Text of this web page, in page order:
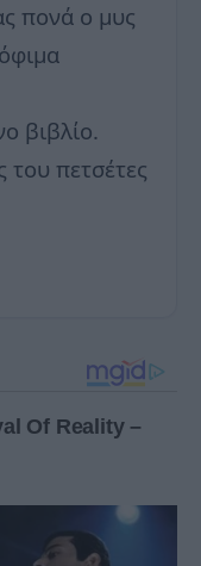
πονά ο μυς
βιβλίο.
του πετσέτες